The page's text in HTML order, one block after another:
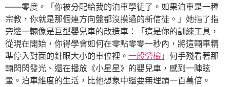
——零度。「你被分配給我的泊車學徒了。如果泊車是一種
宗教，你就是那個連方向盤都沒摸過的新信徒。」她指了指
旁邊一輛像是巨型嬰兒車的改造車：「這是你的訓練工具，
從現在開始，你得學會如何在零點零零一秒內，將這輛車精
準停入對面的針眼大小的車位裡。 一般勞檢 」何手殘看著那
輛閃閃發光、還在播放《小星星》的嬰兒車，感到一陣眩
暈。泊車維度的生活，比他想象中還要無理頭一百萬倍。